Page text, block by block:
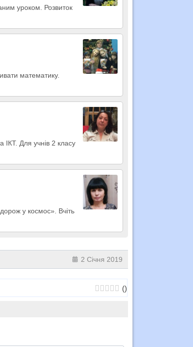
уроком. Розвиток
математику.
ІКТ. Для учнів 2 класу
у космос». Вчіть
2 Січня 2019
()